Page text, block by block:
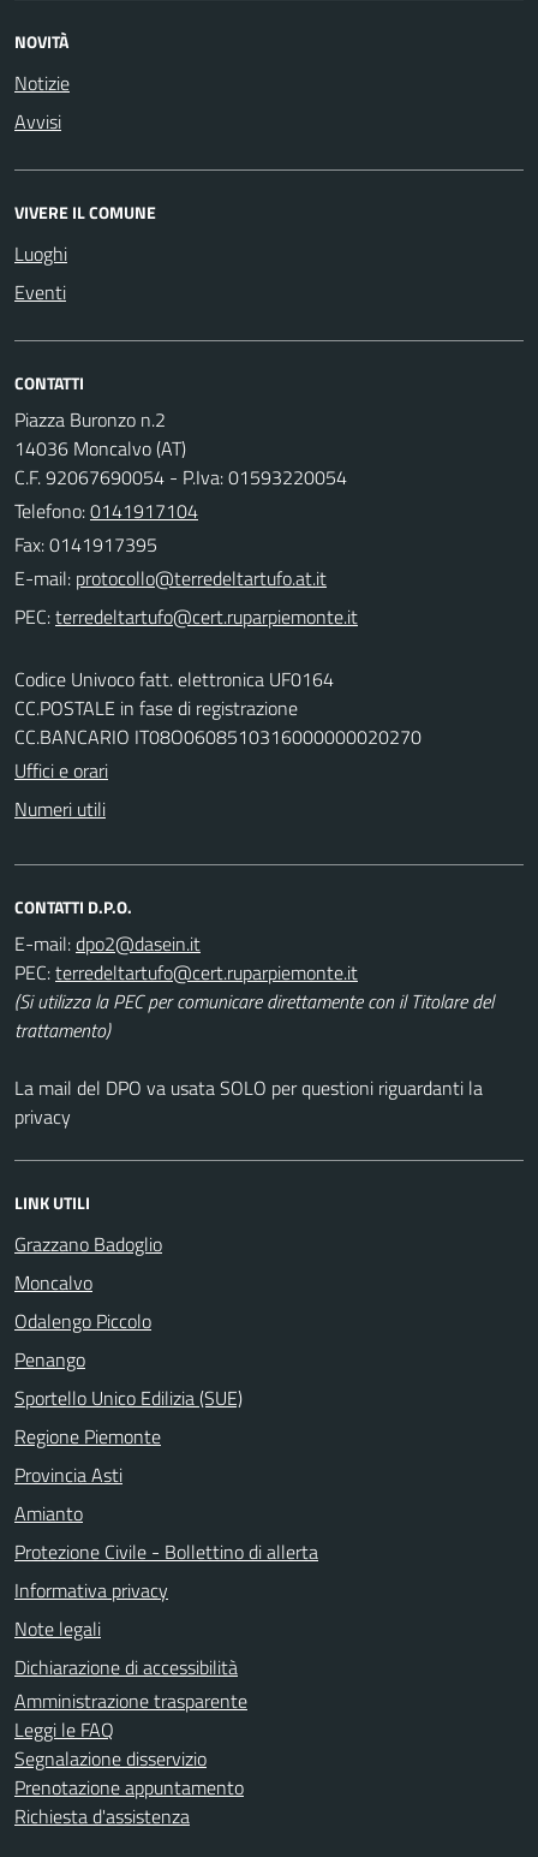
NOVITÀ
Notizie
Avvisi
VIVERE IL COMUNE
Luoghi
Eventi
CONTATTI
Piazza Buronzo n.2
14036 Moncalvo (AT)
C.F. 92067690054 - P.Iva: 01593220054
Telefono:0141917104
Fax: 0141917395
E-mail:
PEC:
Codice Univoco fatt. elettronica UF0164
CC.POSTALE in fase di registrazione
CC.BANCARIO IT08O0608510316000000020270
Uffici e orari
Numeri utili
CONTATTI D.P.O.
E-mail:
PEC:
(Si utilizza la PEC per comunicare direttamente con il Titolare del
trattamento)
La mail del DPO va usata SOLO per questioni riguardanti la
privacy
LINK UTILI
Grazzano Badoglio
Moncalvo
Odalengo Piccolo
Penango
Sportello Unico Edilizia (SUE)
Regione Piemonte
Provincia Asti
Amianto
Protezione Civile - Bollettino di allerta
Informativa privacy
Note legali
Dichiarazione di accessibilità
Amministrazione trasparente
Leggi le FAQ
Segnalazione disservizio
Prenotazione appuntamento
Richiesta d'assistenza